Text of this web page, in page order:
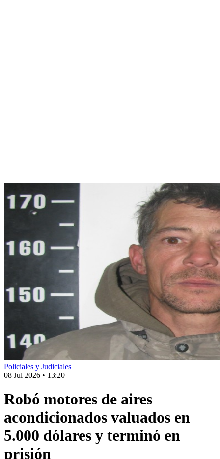
Policiales y Judiciales
08 Jul 2026 • 13:20
Robó motores de aires
acondicionados valuados en
5.000 dólares y terminó en
prisión